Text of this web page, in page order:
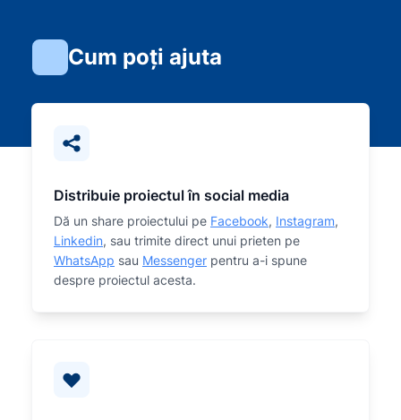
Cum poți ajuta
Distribuie proiectul în social media
Dă un share proiectului pe Facebook, Instagram,
Linkedin, sau trimite direct unui prieten pe
WhatsApp sau Messenger pentru a-i spune
despre proiectul acesta.